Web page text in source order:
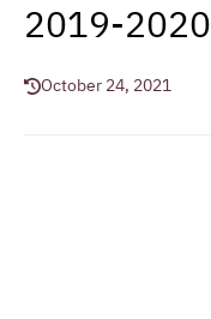
2019-2020
October 24, 2021